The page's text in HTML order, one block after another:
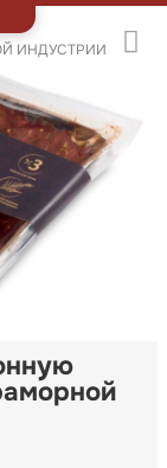
ИНДУСТРИИ